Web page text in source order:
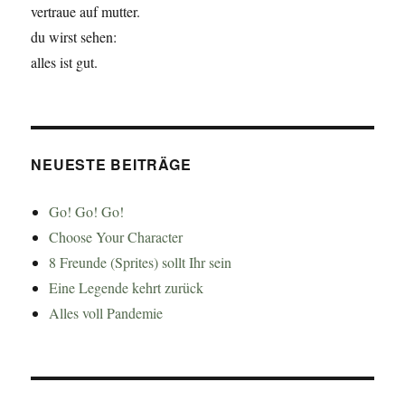
vertraue auf mutter.
du wirst sehen:
alles ist gut.
NEUESTE BEITRÄGE
Go! Go! Go!
Choose Your Character
8 Freunde (Sprites) sollt Ihr sein
Eine Legende kehrt zurück
Alles voll Pandemie